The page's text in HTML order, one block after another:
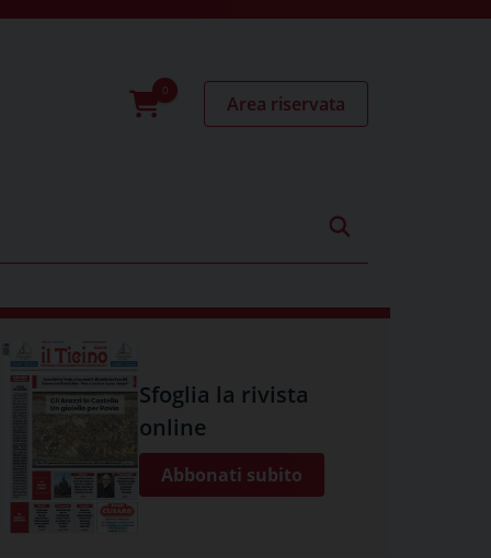
0
Area riservata
Sfoglia la rivista
online
Abbonati subito